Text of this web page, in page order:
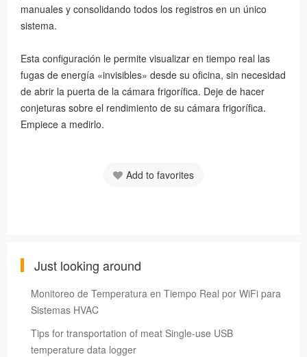
manuales y consolidando todos los registros en un único
sistema.
Esta configuración le permite visualizar en tiempo real las
fugas de energía «invisibles» desde su oficina, sin necesidad
de abrir la puerta de la cámara frigorífica. Deje de hacer
conjeturas sobre el rendimiento de su cámara frigorífica.
Empiece a medirlo.
Add to favorites
Just looking around
Monitoreo de Temperatura en Tiempo Real por WiFi para
Sistemas HVAC
Tips for transportation of meat Single-use USB
temperature data logger